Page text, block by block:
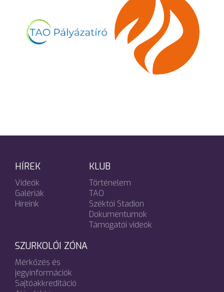
HÍREK
Videók
Galériák
Híreink
KLUB
Történelem
TAO
Széktói Stadion
Dokumentumok
Támogatói videók
SZURKOLÓI ZÓNA
Mérkőzés és
jegyinformációk
Sajtóakkreditáció